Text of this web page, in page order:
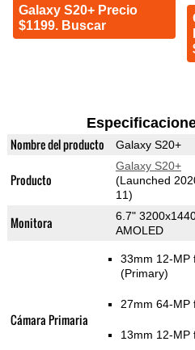
Galaxy S20+ Precio
$1199. Buscar
Nombre del producto Galaxy S20+
Producto
Galaxy S20+
(Launched
11)
Monitora
6.7"
AMOLED
Cámara Primaria
33mm 12-MP
(Primary)
27mm 64-MP
13mm 12-MP